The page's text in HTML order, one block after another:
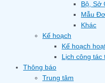
Bộ, Sở
Mẫu
Khác
Kế hoạch
Kế hoạch
Lịch công tác
Thông báo
Trung tâm